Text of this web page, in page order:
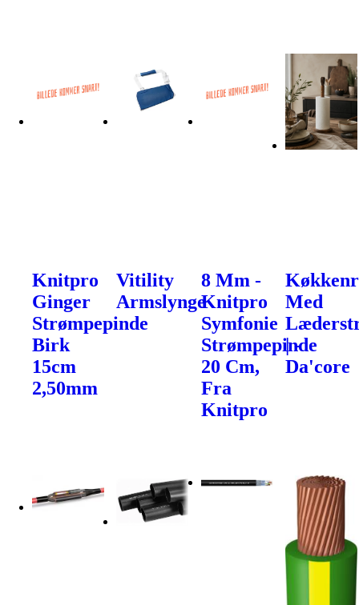
Knitpro
Ginger
Strømpepinde
Birk
15cm
2,50mm
Vitility
Armslynge
8 Mm -
Knitpro
Symfonie
Strømpepinde
20 Cm,
Fra
Knitpro
Med
| -
Da'core